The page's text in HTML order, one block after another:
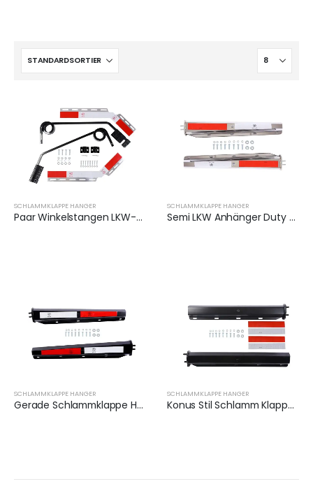
SCHLAMMKLAPPE HANGER
Paar Winkelstangen LKW-Aufhänger mit Reflektorplatten | XKJ-MFH-Q3C
SCHLAMMKLAPPE HANGER
Semi LKW Anhänger Duty Schlammklappen | XKJ-MFH-03-SS-1/2
SCHLAMMKLAPPE HANGER
Gerade Schlammklappe Hanger Halterung Set | XKJ-MFH-03-1/2
SCHLAMMKLAPPE HANGER
Konus Stil Schlamm Klappe Hanger Halterung Set | XKJ-MFH-02-1/2